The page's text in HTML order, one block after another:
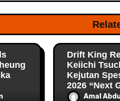
Crushnews
Drift King
Keiichi
Kejutan
2026 “Next
Amal